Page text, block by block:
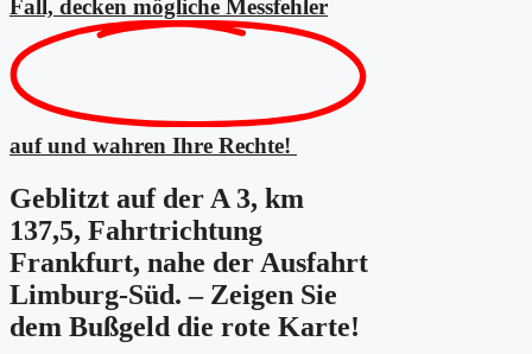
Fall, decken mögliche Messfehler
auf und wahren Ihre Rechte!
Geblitzt auf der A 3, km
137,5, Fahrtrichtung
Frankfurt, nahe der Ausfahrt
Limburg-Süd. – Zeigen Sie
dem Bußgeld die rote Karte!